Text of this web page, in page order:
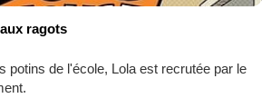
ragots
potins de l'école, Lola est recrutée par le